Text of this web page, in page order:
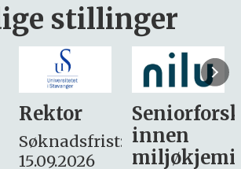
stillinger
Seniorforsker
innen
miljøkjemi
søker